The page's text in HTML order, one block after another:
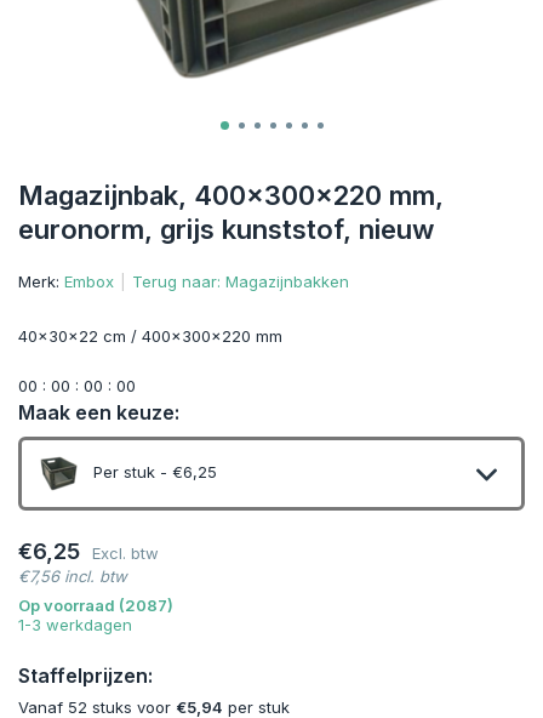
Magazijnbak, 400x300x220 mm,
euronorm, grijs kunststof, nieuw
Merk: Embox Terug naar: Magazijnbakken
40x30x22 cm / 400x300x220 mm
00 : 00 : 00 : 00
Maak een keuze:
Per stuk - €6,25
€6,25
Excl. btw
€7,56 incl. btw
Op voorraad (2087)
1-3 werkdagen
Staffelprijzen:
Vanaf 52 stuks voor €5,94 per stuk